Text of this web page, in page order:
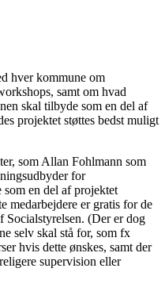
hver kommune om
samt om hvad
skal tilbyde som en del af
projektet støttes bedst muligt
som Allan Fohlmann som
for
en del af projektet
medarbejdere er gratis for de
Socialstyrelsen. (Der er dog
selv skal stå for, som fx
hvis dette ønskes, samt der
supervision eller